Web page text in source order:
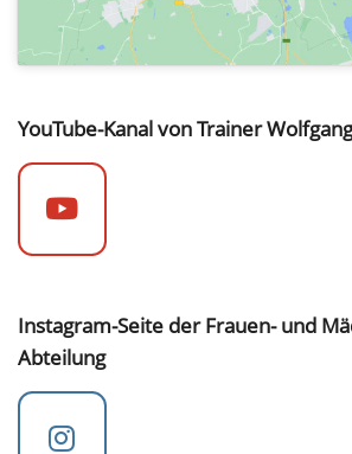
YouTube-Kanal von Trainer
Instagram-Seite der Frauen- und
Abteilung